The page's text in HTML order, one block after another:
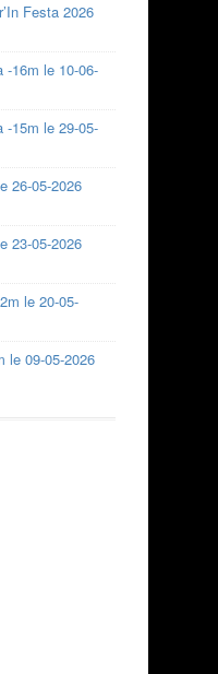
Festa 2026
-16m le 10-06-
-15m le 29-05-
26-05-2026
23-05-2026
le 20-05-
le 09-05-2026